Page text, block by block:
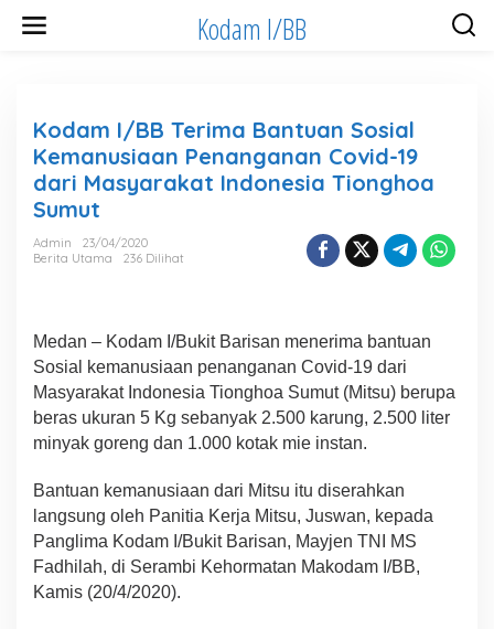
Kodam I/BB
Kodam I/BB Terima Bantuan Sosial
Kemanusiaan Penanganan Covid-19
dari Masyarakat Indonesia Tionghoa
Sumut
Admin
23/04/2020
Berita Utama
236 Dilihat
Medan – Kodam I/Bukit Barisan menerima bantuan
Sosial kemanusiaan penanganan Covid-19 dari
Masyarakat Indonesia Tionghoa Sumut (Mitsu) berupa
beras ukuran 5 Kg sebanyak 2.500 karung, 2.500 liter
minyak goreng dan 1.000 kotak mie instan.
Bantuan kemanusiaan dari Mitsu itu diserahkan
langsung oleh Panitia Kerja Mitsu, Juswan, kepada
Panglima Kodam I/Bukit Barisan, Mayjen TNI MS
Fadhilah, di Serambi Kehormatan Makodam I/BB,
Kamis (20/4/2020).